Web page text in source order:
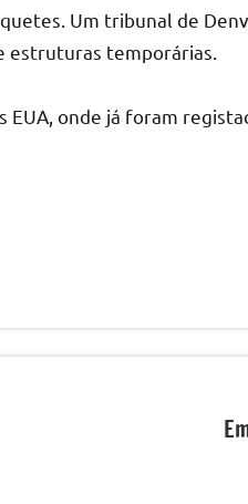
Um tribunal de
estruturas temporárias.
onde já foram